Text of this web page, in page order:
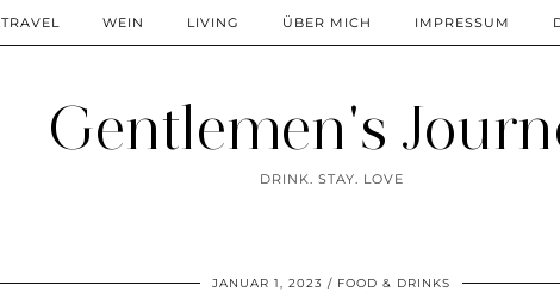
Gentlemen's
DRINK. STAY. LOVE
TRAVEL WEIN LIVING ÜBER MICH IMPRESSUM
JANUAR 1, 2023 FOOD & DRINKS